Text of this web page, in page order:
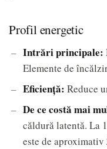
Profil energetic
Intrări principale:
Elemente de
Eficienţă: Reduce
De ce costă mai
căldură latentă. La
este de aproximativ